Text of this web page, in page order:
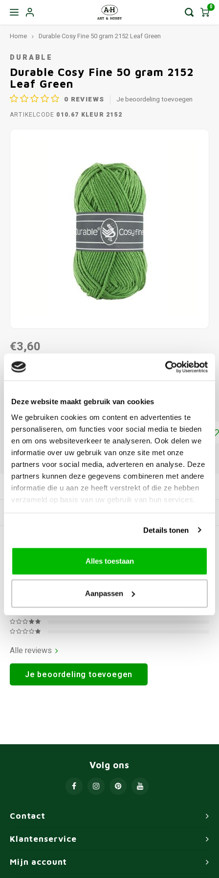
Deze website maakt gebruik van cookies
We gebruiken cookies om content en advertenties te
personaliseren, om functies voor social media te bieden
en om ons websiteverkeer te analyseren. Ook delen we
informatie over uw gebruik van onze site met onze
partners voor social media, adverteren en analyse. Deze
partners kunnen deze gegevens combineren met andere
informatie die u aan ze heeft verstrekt of die ze hebben
verzameld op basis van uw gebruik van hun services.
Details tonen
Alles toestaan
Aanpassen
0
Home Durable Cosy Fine 50 gram 2152 Leaf Green
DURABLE
Durable Cosy Fine 50 gram 2152
Leaf Green
0 REVIEWS Je beoordeling toevoegen
ARTIKELCODE 010.67 KLEUR 2152
€3,60
DIRECT LEVERBAAR
meer
Toevoegen aan winkelwagen
Productomschrijving
0Reviews
Alle reviews
Je beoordeling toevoegen
Contact
Volg ons
Klantenservice
Mijn account